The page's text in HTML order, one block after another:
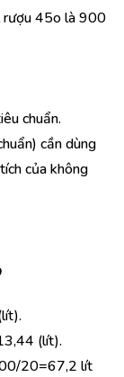
45o là 900
chuẩn.
cần dùng
của không
(lít).
20=67,2 lít